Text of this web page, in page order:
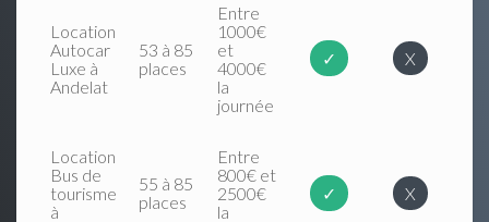
Location
Autocar
Luxe à
Andelat
53 à 85
places
Entre
1000€
et
4000€
la
journée
✓ X
Location
Bus de
tourisme
à
55 à 85
places
Entre
800€ et
2500€
la
✓ X